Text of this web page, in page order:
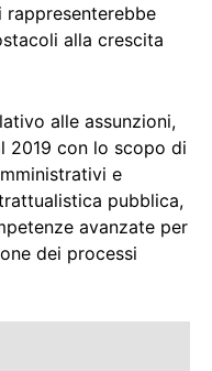
alla crescita
alle assunzioni,
2019 con lo scopo di
e
pubblica,
avanzate per
dei processi